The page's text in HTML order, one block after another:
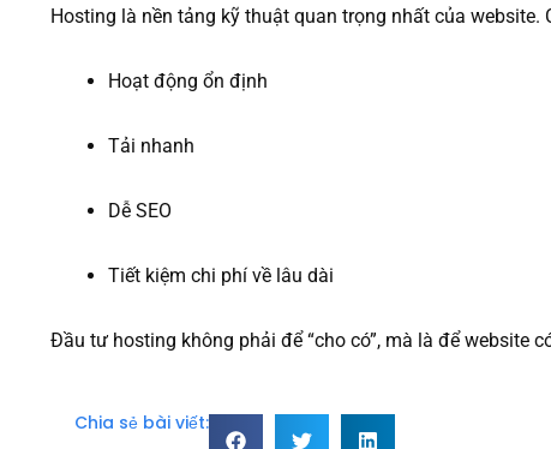
Hosting là nền tảng kỹ thuật quan trọng nhất của
Hoạt động ổn định
Tải nhanh
Dễ SEO
Tiết kiệm chi phí về lâu dài
Đầu tư hosting không phải để “cho có”, mà là để website
Chia sẻ bài viết: